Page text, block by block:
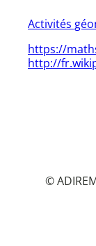
Activités
https://
http://
©